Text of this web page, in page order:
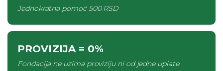
Jednokratna pomoć500 RSD
PROVIZIJA= 0%
Fondacija ne uzima proviziju ni od jedne uplate